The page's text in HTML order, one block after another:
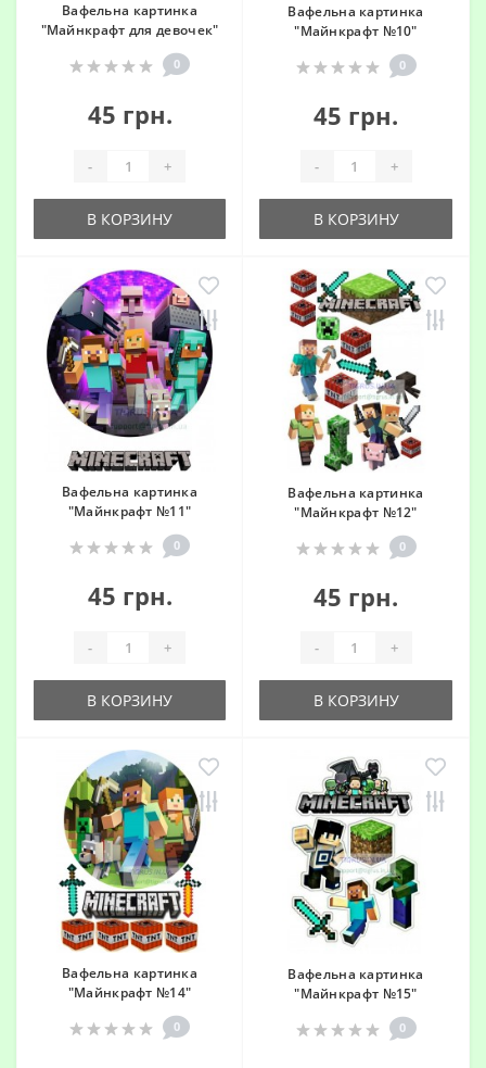
Вафельна картинка
"Майнкрафт для девочек"
0
45 грн.
- +
В КОРЗИНУ
Вафельна картинка
"Майнкрафт №10"
0
45 грн.
- +
В КОРЗИНУ
Вафельна картинка
"Майнкрафт №11"
0
45 грн.
- +
В КОРЗИНУ
Вафельна картинка
"Майнкрафт №12"
0
45 грн.
- +
В КОРЗИНУ
Вафельна картинка
"Майнкрафт №14"
0
Вафельна картинка
"Майнкрафт №15"
0